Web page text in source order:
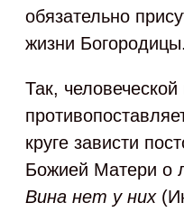
обязательно
жизни Богородицы.
Так,
круге зависти
Божией Матери о
Вина нет у них